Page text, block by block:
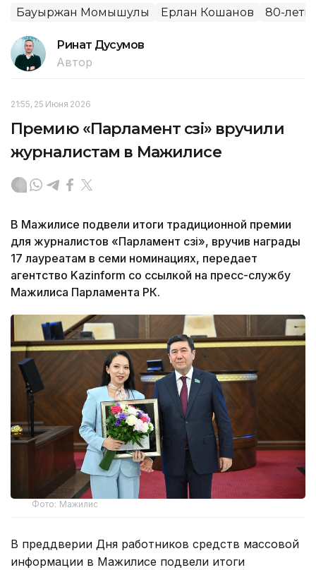
Бауыржан Момышулы Ерлан Кошанов 80-
Ринат Дусумов
Автор
21:55, 25 Июня 2026
Премию «Парламент сөзі» вручили
журналистам в Мажилисе
В Мажилисе подвели итоги традиционной премии
для журналистов «Парламент сөзі», вручив награды
17 лауреатам в семи номинациях, передает
агентство Kazinform со ссылкой на пресс-службу
Мажилиса Парламента РК.
Фото: Мажилис
В преддверии Дня работников средств массовой
информации в Мажилисе подвели итоги